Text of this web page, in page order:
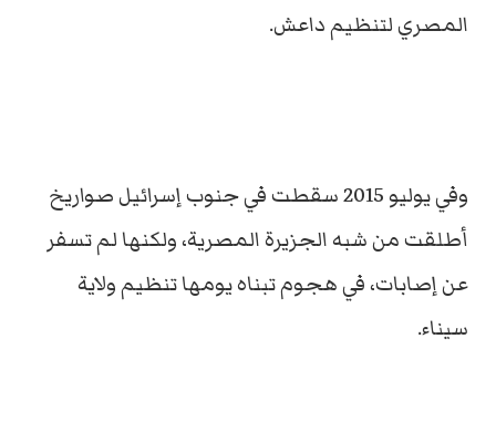
المصري لتنظيم داعش.
وفي يوليو 2015 سقطت في جنوب إسرائيل صواريخ
أطلقت من شبه الجزيرة المصرية، ولكنها لم تسفر
عن إصابات، في هجوم تبناه يومها تنظيم ولاية
سيناء.